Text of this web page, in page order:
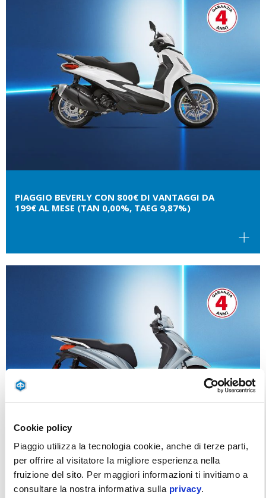
Cookie policy
Piaggio utilizza la tecnologia cookie, anche di terze parti,
per offrire al visitatore la migliore esperienza nella
fruizione del sito. Per maggiori informazioni ti invitiamo a
consultare la nostra informativa sulla privacy.
PIAGGIO BEVERLY CON 800€ DI VANTAGGI DA
199€ AL MESE (TAN 0,00%, TAEG 9,87%)
PIAGGIO MEDLEY CON 500€ DI VANTAGGI DA
109€ AL MESE (TAN 0,00%, TAEG 11,10%)